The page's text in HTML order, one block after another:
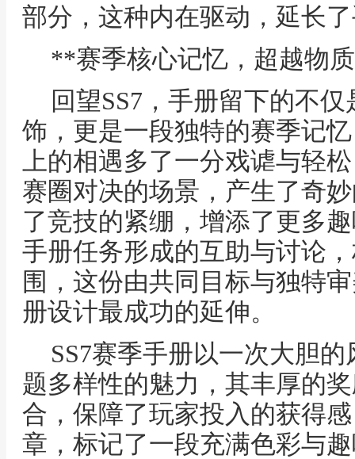
部分，这种内在驱动，延长
**赛季核心记忆，超越物
回望SS7，手册留下的不
饰，更是一段独特的赛季记
上的相遇多了一分戏谑与轻
赛圈对决的场景，产生了奇
了竞技的紧绷，增添了更多
手册任务形成的互助与讨论
围，这份由共同目标与独特
册设计最成功的延伸。
SS7赛季手册以一次大胆
题多样性的魅力，其丰厚的
合，保障了玩家投入的获得
章，标记了一段充满色彩与